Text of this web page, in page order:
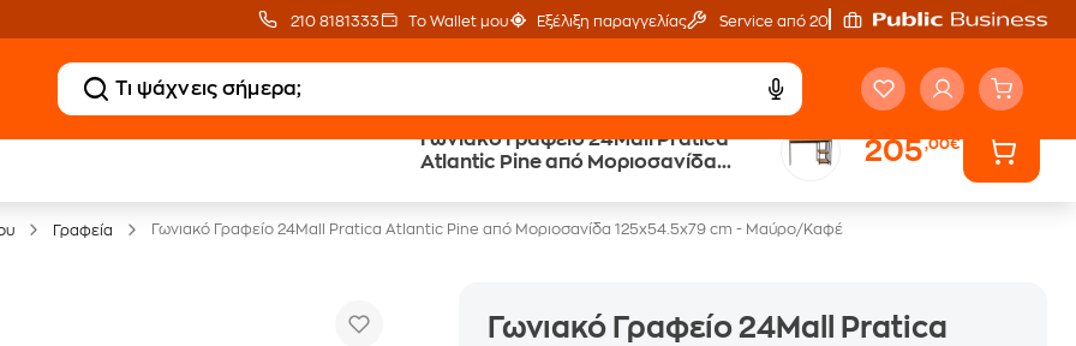
210 8181333 Το Wallet μου Εξέλιξη παραγγελίας Service από 20'
Γωνιακό Γραφείο 24Mall Pratica
Atlantic Pine από Μοριοσανίδα
205,00€
Γραφεία Γωνιακό Γραφείο 24Mall Pratica Atlantic Pine από Μοριοσανίδα 125x54.5x79 cm - Μαύρο/Καφέ
Γωνιακό Γραφείο 24Mall Pratica